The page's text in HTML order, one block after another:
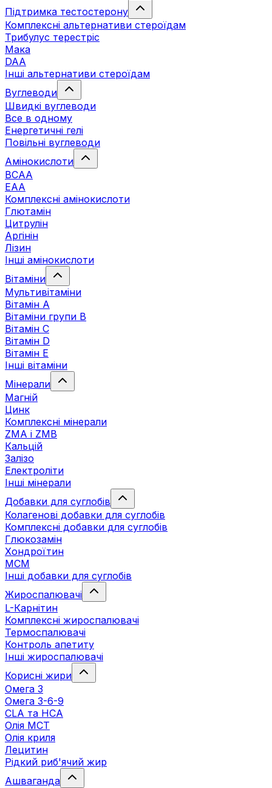
Підтримка тестостерону
Комплексні альтернативи стероїдам
Трибулус терестріс
Мака
DAA
Інші альтернативи стероїдам
Вуглеводи
Швидкі вуглеводи
Все в одному
Енергетичні гелі
Повільні вуглеводи
Амінокислоти
BCAA
EAA
Комплексні амінокислоти
Глютамін
Цитрулін
Аргінін
Лізин
Інші амінокислоти
Вітаміни
Мультивітаміни
Вітамін А
Вітаміни групи В
Вітамін C
Вітамін D
Вітамін Е
Інші вітаміни
Мінерали
Магній
Цинк
Комплексні мінерали
ZMA і ZMB
Кальцій
Залізо
Електроліти
Інші мінерали
Добавки для суглобів
Колагенові добавки для суглобів
Комплексні добавки для суглобів
Глюкозамін
Хондроїтин
МСМ
Інші добавки для суглобів
Жироспалювачі
L-Карнітин
Комплексні жироспалювачі
Термоспалювачі
Контроль апетиту
Інші жироспалювачі
Корисні жири
Омега 3
Омега 3-6-9
CLA та HCA
Олія МСТ
Олія криля
Лецитин
Рідкий риб'ячий жир
Ашваганда